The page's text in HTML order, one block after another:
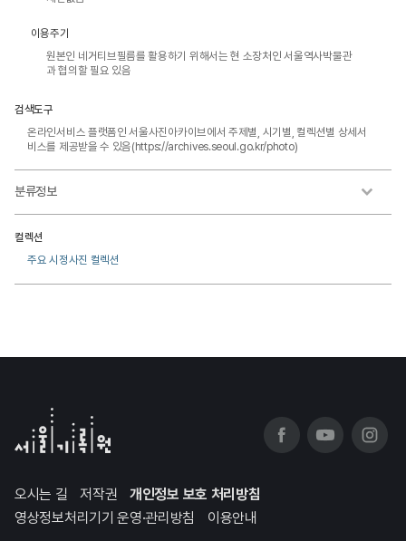
이용주기
원본인 네거티브필름를 활용하기 위해서는 현 소장처인 서울역사박물관
과 협의할 필요 있음
검색도구
온라인서비스 플랫폼인 서울사진아카이브에서 주제별, 시기별, 컬렉션별 상세서
비스를 제공받을 수 있음(https://archives.seoul.go.kr/photo)
분류정보
컬렉션
주요 시정사진 컬렉션
오시는 길 저작권
개인정보 보호 처리방침
영상정보처리기기 운영·관리방침
이용안내